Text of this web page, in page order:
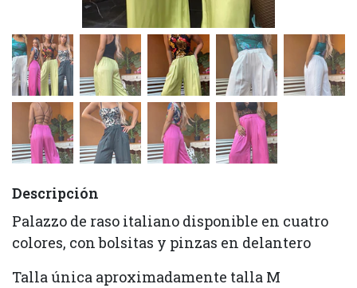
Descripción
Palazzo de raso italiano disponible en cuatro
colores, con bolsitas y pinzas en delantero
Talla única aproximadamente talla M